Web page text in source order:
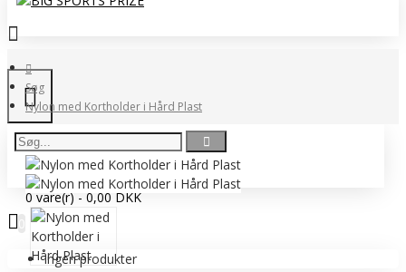
0 vare(r) - 0,00 DKK
Ingen produkter
Søg
Nylon med Kortholder i Hård Plast